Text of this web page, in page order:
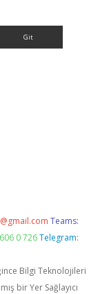
Teams:
0 726 Telegram:
Bilgi Teknolojileri
bir Yer Sağlayıcı